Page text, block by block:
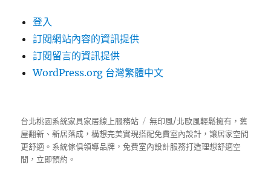
登入
訂閱網站內容的資訊提供
訂閱留言的資訊提供
WordPress.org 台灣繁體中文
台北桃園系統家具家居線上服務站
無印風/北歐風輕鬆擁有，舊
屋翻新、新居落成，構想完美實現搭配免費室內設計，讓居家空間
更舒適。 系統傢俱領導品牌，免費室內設計服務打造理想舒適空
間，立即預約。